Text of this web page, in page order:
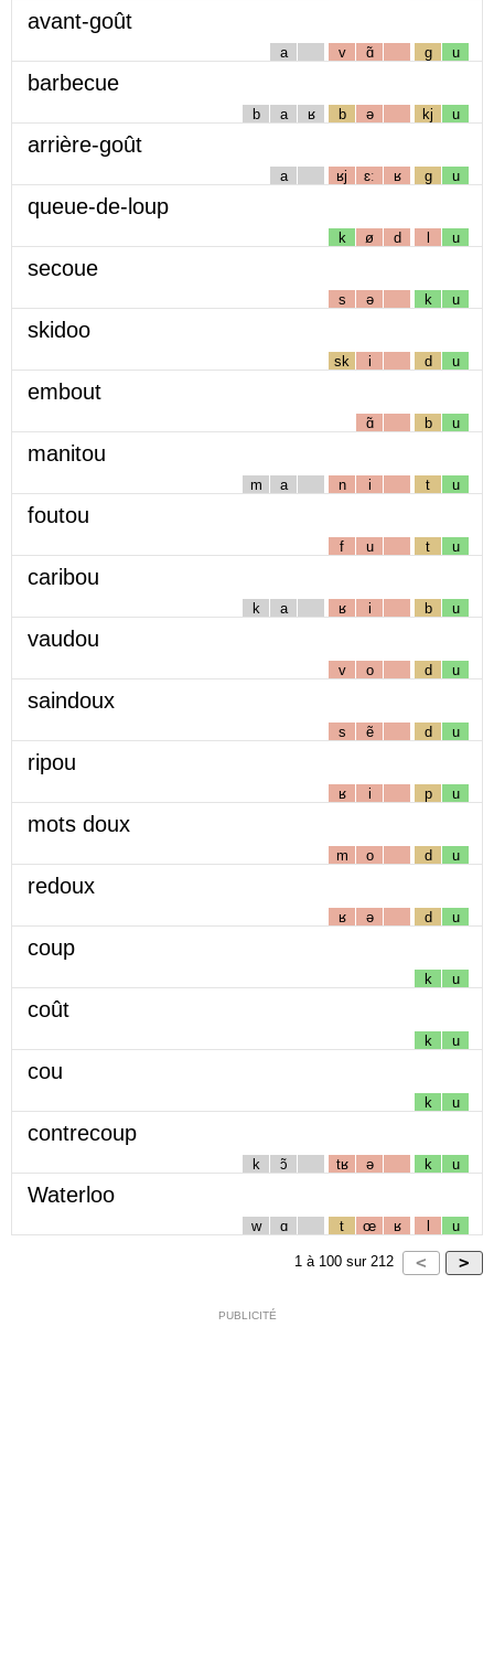
avant-goût
a v ɑ̃ g u
barbecue
b a ʁ b ə kj u
arrière-goût
a ʁj ɛː ʁ g u
queue-de-loup
k ø d l u
secoue
s ə k u
skidoo
sk i d u
embout
ɑ̃ b u
manitou
m a n i t u
foutou
f u t u
caribou
k a ʁ i b u
vaudou
v o d u
saindoux
s ẽ d u
ripou
ʁ i p u
mots doux
m o d u
redoux
ʁ ə d u
coup
k u
coût
k u
cou
k u
contrecoup
k ɔ̃ tʁ ə k u
Waterloo
w ɑ t œ ʁ l u
1 à 100 sur 212
PUBLICITÉ